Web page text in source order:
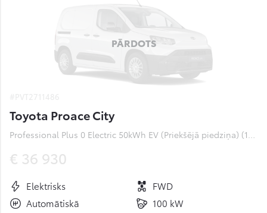
PĀRDOTS
Toyota Proace City
Professional Plus 0 Electric 50kWh EV (Priekšējā piedziņa) (100 kW)
€ 36 930
Elektrisks
FWD
Automātiskā
100 kW